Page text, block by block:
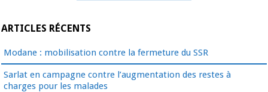
ARTICLES RÉCENTS
Modane : mobilisation contre la fermeture du SSR
Sarlat en campagne contre l’augmentation des restes à
charges pour les malades